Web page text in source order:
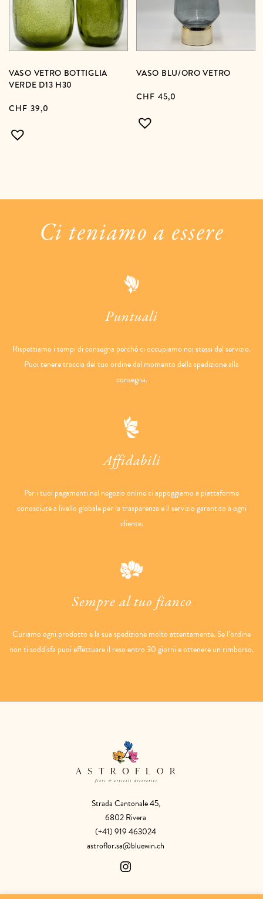
VASO VETRO BOTTIGLIA
VERDE D13 H30
CHF 39,0
VASO BLU/ORO VETRO
CHF 45,0
Ci teniamo a essere
Puntuali
Rispettiamo i tempi di consegna perché ci occupiamo noi stessi del servizio.
Puoi tenere traccia del tuo ordine dal momento della spedizione alla
consegna.
Affidabili
Per i tuoi pagamenti nel negozio online ci appoggiamo a piattaforme
conosciute a livello globale per la trasparenza e il servizio garantito a ogni
cliente.
Sempre al tuo fianco
Curiamo ogni prodotto e la sua spedizione molto attentamente. Se l’ordine
non ti soddisfa puoi effettuare il reso entro 30 giorni e ottenere un rimborso.
Strada Cantonale 45,
6802 Rivera
(+41) 919 463024
astroflor.sa@bluewin.ch